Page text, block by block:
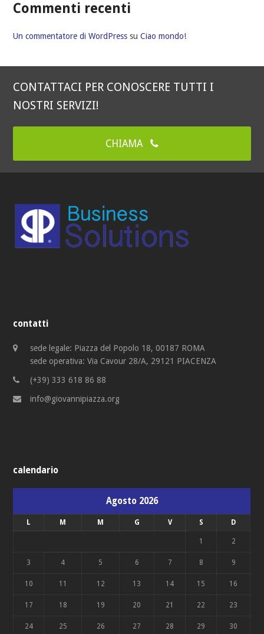
Commenti recenti
Un commentatore di WordPress suCiao mondo!
CONTATTACI PER CONOSCERE TUTTI I
NOSTRI SERVIZI!
CHIAMA
contatti
sede legale: Piazza del Popolo 18, 00187 ROMA
sede operativa: Via Cavour 28/A, 29121 PIACENZA
(+39) 333 618 86 88
info@giovannipiazza.org
calendario
Agosto 2026
L M M G V S D
1 2
3 4 5 6 7 8 9
10 11 12 13 14 15 16
17 18 19 20 21 22 23
24 25 26 27 28 29 30